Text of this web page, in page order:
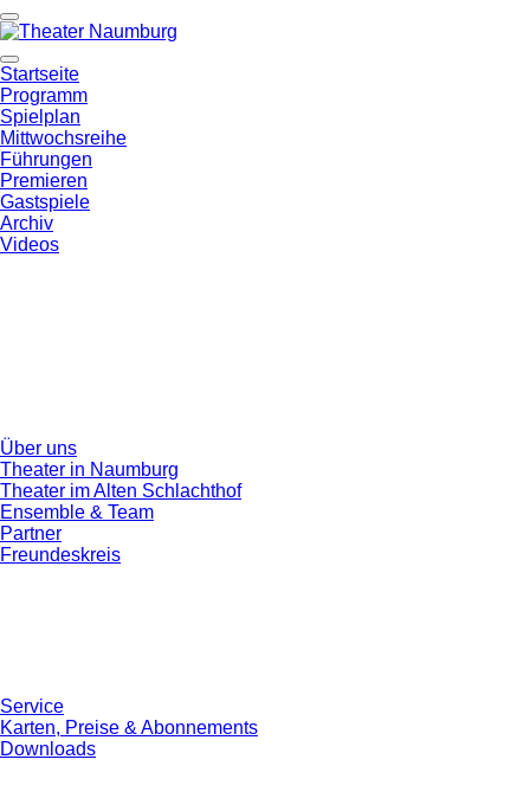
Startseite
Programm
Spielplan
Mittwochsreihe
Führungen
Premieren
Gastspiele
Archiv
Videos
Über uns
Theater in Naumburg
Theater im Alten Schlachthof
Ensemble & Team
Partner
Freundeskreis
Service
Karten, Preise & Abonnements
Downloads